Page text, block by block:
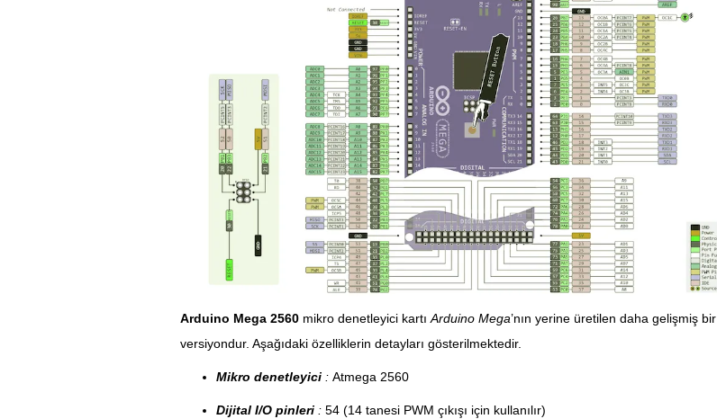
Arduino Mega 2560mikro denetleyici kartı Arduino Mega’nın yerine üretilen daha gelişmiş bir
versiyondur. Aşağıdaki özelliklerin detayları gösterilmektedir.
Mikro denetleyici : Atmega 2560
Dijital I/O pinleri : 54 (14 tanesi PWM çıkışı için kullanılır)